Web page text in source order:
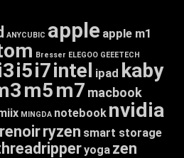
ANYCUBIC apple apple m1
Bresser ELEGOO GEEETECH
i5i7intel ipad kaby
m5m7 macbook
MINGDA notebook nvidia
renoirryzen smart storage
yoga zen